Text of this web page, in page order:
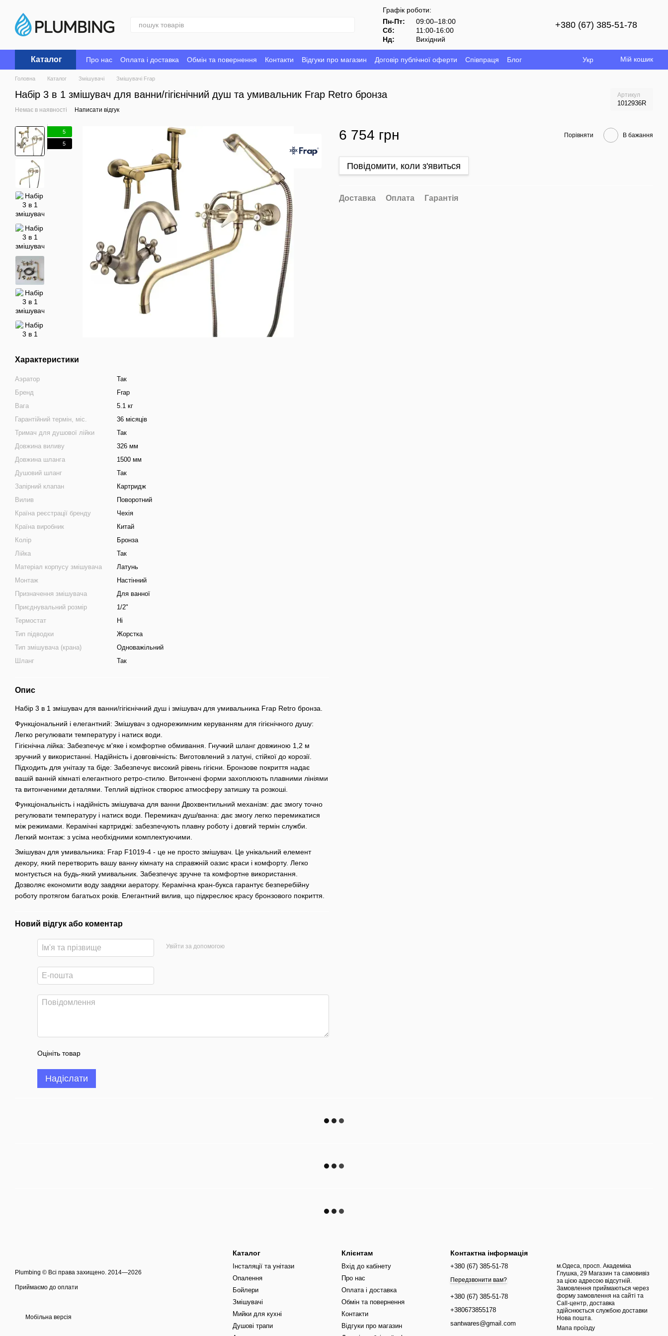
Графік роботи:
Пн-Пт:
09:00–18:00
Сб:
11:00-16:00
Нд:
Вихідний
+380 (67) 385-51-78
Каталог Про нас Оплата і доставка Обмін та повернення Контакти Відгуки про магазин Договір публічної оферти Співпраця Блог Укр Мій кошик
Головна Каталог Змішувачі Змішувачі Frap
Набір 3 в 1 змішувач для ванни/гігієнічний душ та умивальник Frap Retro бронза Артикул
1012936R
Немає в наявності Написати відгук
5
5
Характеристики
Аэратор
Так
Бренд
Frap
Вага
5.1 кг
Гарантійний термін, міс.
36 місяців
Тримач для душової лійки
Так
Довжина виливу
326 мм
Довжина шланга
1500 мм
Душовий шланг
Так
Запірний клапан
Картридж
Вилив
Поворотний
Країна реєстрації бренду
Чехія
Країна виробник
Китай
Колір
Бронза
Лійка
Так
Матеріал корпусу змішувача
Латунь
Монтаж
Настінний
Призначення змішувача
Для ванної
Приєднувальний розмір
1/2"
Термостат
Ні
Тип підводки
Жорстка
Тип змішувача (крана)
Одноважільний
Шланг
Так
Опис
Набір 3 в 1 змішувач для ванни/гігієнічний душ і змішувач для умивальника Frap Retro бронза.
Функціональний і елегантний: Змішувач з однорежимним керуванням для гігієнічного душу:
Легко регулювати температуру і натиск води.
Гігієнічна лійка: Забезпечує м'яке і комфортне обмивання. Гнучкий шланг довжиною 1,2 м
зручний у використанні. Надійність і довговічність: Виготовлений з латуні, стійкої до корозії.
Підходить для унітазу та біде: Забезпечує високий рівень гігієни. Бронзове покриття надає
вашій ванній кімнаті елегантного ретро-стилю. Витончені форми захоплюють плавними лініями
та витонченими деталями. Теплий відтінок створює атмосферу затишку та розкоші.
Функціональність і надійність змішувача для ванни Двохвентильний механізм: дає змогу точно
регулювати температуру і натиск води. Перемикач душ/ванна: дає змогу легко перемикатися
між режимами. Керамічні картриджі: забезпечують плавну роботу і довгий термін служби.
Легкий монтаж: з усіма необхідними комплектуючими.
Змішувач для умивальника: Frap F1019-4 - це не просто змішувач. Це унікальний елемент
декору, який перетворить вашу ванну кімнату на справжній оазис краси і комфорту. Легко
монтується на будь-який умивальник. Забезпечує зручне та комфортне використання.
Дозволяє економити воду завдяки аератору. Керамічна кран-букса гарантує безперебійну
роботу протягом багатьох років. Елегантний вилив, що підкреслює красу бронзового покриття.
Новий відгук або коментар
Увійти за допомогою
Оцініть товар
Надіслати
6 754 грн Порівняти В бажання
Повідомити, коли з'явиться
Доставка Оплата Гарантія
Plumbing © Всі права захищено. 2014—2026
Приймаємо до оплати
Мобільна версія
Каталог
Інсталяції та унітази
Опалення
Бойлери
Змішувачі
Мийки для кухні
Душові трапи
Клієнтам
Вхід до кабінету
Про нас
Оплата і доставка
Обмін та повернення
Контакти
Відгуки про магазин
Контактна інформація
+380 (67) 385-51-78
Передзвонити вам?
+380 (67) 385-51-78
+380673855178
santwares@gmail.com
м.Одеса, просп. ​Академіка
Глушка, 29 Магазин та самовивіз
за цією адресою відсутній.
Замовлення приймаються через
форму замовлення на сайті та
Call-центр, доставка
здійснюється службою доставки
Нова пошта.
Мапа проїзду